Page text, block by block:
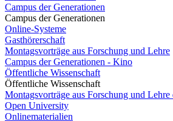
Campus der Generationen
Campus der Generationen
Online-Systeme
Gasthörerschaft
Montagsvorträge aus Forschung und Lehre
Campus der Generationen - Kino
Öffentliche Wissenschaft
Öffentliche Wissenschaft
Montagsvorträge aus Forschung und
Open University
Onlinematerialien